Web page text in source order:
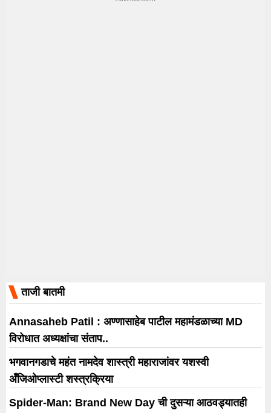
ताजी बातमी
Annasaheb Patil : अण्णासाहेब पाटील महामंडळाच्या MD
विरोधात अध्यक्षांचा संताप..
भगवानगडाचे महंत नामदेव शास्त्री महाराजांवर यशस्वी
अँजिओप्लास्टी शस्त्रक्रिया
Spider-Man: Brand New Day ची दुसऱ्या आठवड्यातही